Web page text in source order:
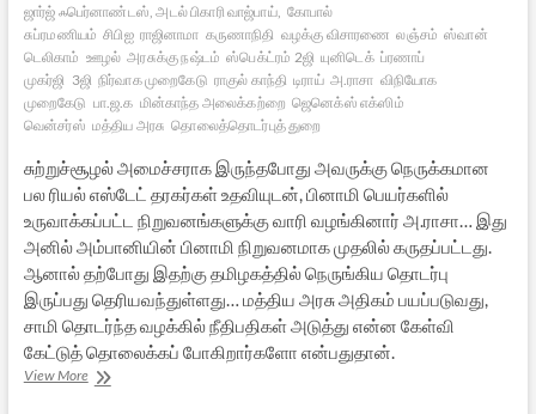
ஜார்ஜ் ஃபெர்னாண்டஸ், அடல் பிகாரி வாஜ்பாய், கோபால்
சுப்ரமணியம் சிபிஐ ராஜினாமா கருணாநிதி வழக்கு விசாரணை லஞ்சம் ஸ்வான்
டெலிகாம் ஊழல் அரசுக்கு நஷ்டம் ஸ்பெக்ட்ரம் 2ஜி யுனிடெக் ப்ரணாப்
முகர்ஜி 3ஜி நிர்வாக முறைகேடு ராகுல் காந்தி டிராய் அ.ராசா விநியோக
முறைகேடு பா.ஜ.க மின்காந்த அலைக்கற்றை ஜெனெக்ஸ் எக்ஸிம்
வென்சர்ஸ் மத்திய அரசு தொலைத்தொடர்புத் துறை
சுற்றுச்சூழல் அமைச்சராக இருந்தபோது அவருக்கு நெருக்கமான
பல ரியல் எஸ்டேட் தரகர்கள் உதவியுடன், பினாமி பெயர்களில்
உருவாக்கப்பட்ட நிறுவனங்களுக்கு வாரி வழங்கினார் அ.ராசா… இது
அனில் அம்பானியின் பினாமி நிறுவனமாக முதலில் கருதப்பட்டது.
ஆனால் தற்போது இதற்கு தமிழகத்தில் நெருங்கிய தொடர்பு
இருப்பது தெரியவந்துள்ளது… மத்திய அரசு அதிகம் பயப்படுவது,
சாமி தொடர்ந்த வழக்கில் நீதிபதிகள் அடுத்து என்ன கேள்வி
கேட்டுத் தொலைக்கப் போகிறார்களோ என்பதுதான்.
View Moreரொம்ப